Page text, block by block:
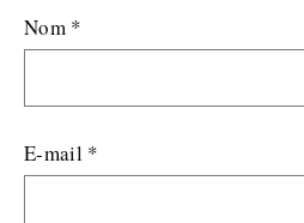
Nom *
E-mail *